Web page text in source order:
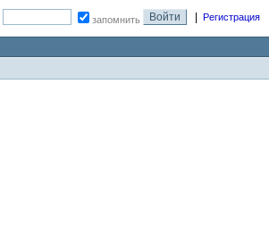
запомнить Регистрация